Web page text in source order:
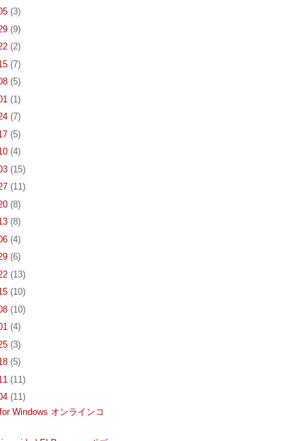
(3)
(9)
(2)
(7)
(5)
(1)
(7)
(5)
(4)
(15)
(11)
(8)
(8)
(4)
(6)
(13)
(10)
(10)
(4)
(3)
(5)
(11)
(11)
Windows オンラインコ